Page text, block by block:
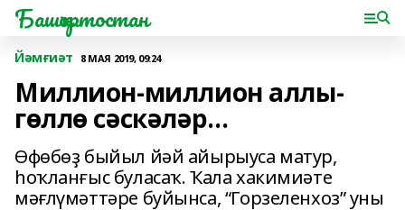
Башҡортостан
Йәмғиәт 8 МАЯ 2019, 09:24
Миллион-миллион аллы-
гөллө сәскәләр…
Өфөбөҙ быйыл йәй айырыуса матур,
һоҡланғыс буласаҡ. Ҡала хакимиәте
мәғлүмәттәре буйынса, “Горзеленхоз” уны